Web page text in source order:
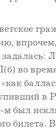
во
в
м был
билета.